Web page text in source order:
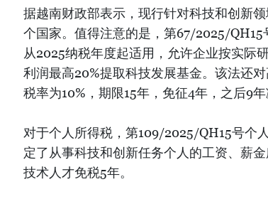
据越南财政部表示，现行针对科技和创新
个国家。值得注意的是，第67/2025/
从2025纳税年度起适用，允许企业按实际
利润最高20%提取科技发展基金。该法还
税率为10%，期限15年，免征4年，之后9年
对于个人所得税，第109/2025/QH15号个
定了从事科技和创新任务个人的工资、薪
技术人才免税5年。